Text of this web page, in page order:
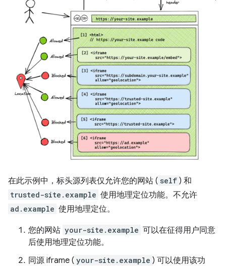
在此示例中，标头源列表仅允许您的网站 ( self ) 和
trusted-site.example 使用地理定位功能。不允许
ad.example 使用地理定位。
您的网站 your-site.example 可以在征得用户同意
后使用地理定位功能。
同源 iframe ( your-site.example ) 可以使用该功